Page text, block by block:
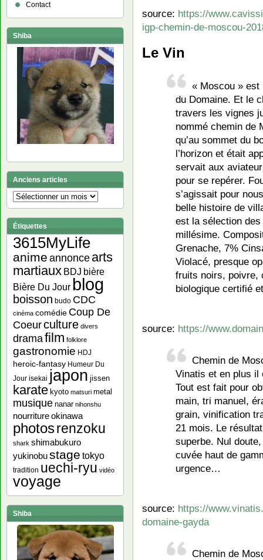
source: https://
igp-chemin-de-moscou-
Le Vin
« Moscou » est
du Domaine. Et le
travers les vignes
nommé chemin de
qu’au sommet du
l’horizon et était
servait aux
pour se repérer.
s’agissait pour
belle histoire de
est la sélection
millésime.
Grenache, 7%
Violacé, presque
fruits noirs, poivre,
biologique certifié
source: https://
Chemin de
Vinatis et en plus il
Tout est fait pour
main, tri manuel,
grain, vinification
21 mois. Le
superbe. Nul
cuvée haut de
urgence…
source: https://
domaine-gayda
Chemin de
Contact
Shiba
Anciens articles
Anciens
articles
Étiquettes
3615MyLife
anime annonce arts
martiaux BDJ bière
Bière Du Jour blog
boisson budo CDC
cinéma comédie Coup De
Coeurculture divers
dramafilm folklore
gastronomie HDJ
heroic-fantasy Humeur Du
Jour isekai japon jissen
karate kyoto matsuri metal
musique nanar nihonshu
nourritureokinawa
photosrenzoku
shark shimabukuro
yukinobustage tokyo
tradition uechi-ryu vidéo
voyage
Shiba